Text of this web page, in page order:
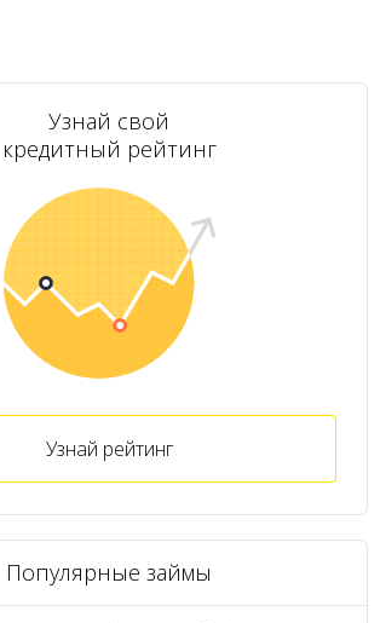
Узнай свой
кредитный рейтинг
Узнай рейтинг
Популярные займы